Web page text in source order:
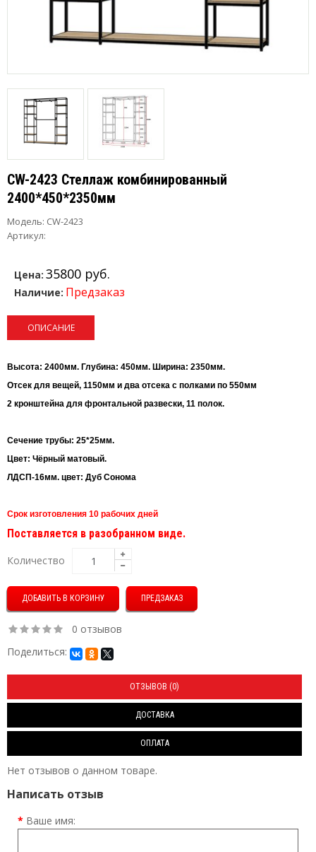
CW-2423 Стеллаж комбинированный
2400*450*2350мм
Модель: CW-2423
Артикул:
Цена: 35800 руб.
Наличие: Предзаказ
ОПИСАНИЕ
Высота: 2400мм. Глубина: 450мм. Ширина: 2350мм.
Отсек для вещей, 1150мм и два отсека с полками по 550мм
2 кронштейна для фронтальной развески, 11 полок.
Сечение трубы: 25*25мм.
Цвет: Чёрный матовый.
ЛДСП-16мм. цвет: Дуб Сонома
Срок изготовления 10 рабочих дней
Поставляется в разобранном виде.
Количество
ПРЕДЗАКАЗ
0 отзывов
Поделиться:
ОТЗЫВОВ (0)
ДОСТАВКА
ОПЛАТА
Нет отзывов о данном товаре.
Написать отзыв
Ваше имя: